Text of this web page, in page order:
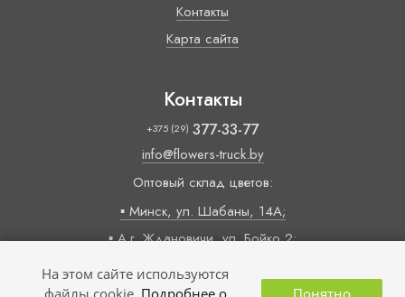
Контакты
Карта сайта
Контакты
+375 (29) 377-33-77
info@flowers-truck.by
Оптовый склад цветов:
▪ Минск, ул. Шабаны, 14А;
▪ А.г. Ждановичи, ул. Бойко 2;
09:00 — 18:00 (пн-пт)
На этом сайте используются
файлы cookie. Подробнее о Понятно